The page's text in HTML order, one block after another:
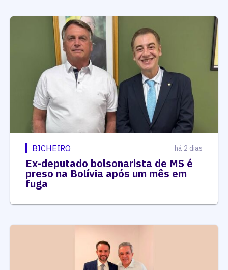
BICHEIRO há 2 dias
Ex-deputado bolsonarista de MS é
preso na Bolívia após um mês em
fuga